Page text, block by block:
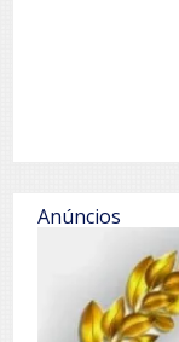
Anúncios